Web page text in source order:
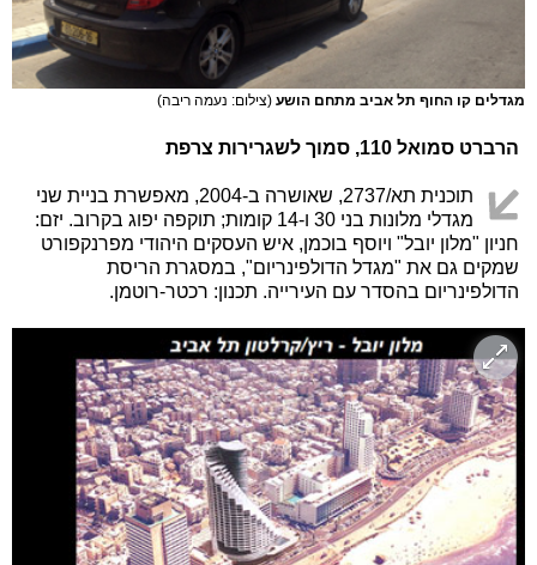
מגדלים קו החוף תל אביב מתחם הושע (צילום: נעמה ריבה)
הרברט סמואל 110, סמוך לשגרירות צרפת
תוכנית תא/2737, שאושרה ב-2004, מאפשרת בניית שני
מגדלי מלונות בני 30 ו-14 קומות; תוקפה יפוג בקרוב. יזם:
חניון "מלון יובל" ויוסף בוכמן, איש העסקים היהודי מפרנקפורט
שמקים גם את "מגדל הדולפינריום", במסגרת הריסת
הדולפינריום בהסדר עם העירייה. תכנון: רכטר-רוטמן.